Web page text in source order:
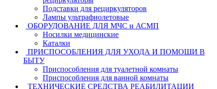
Подставки для рециркуляторов
Лампы ультрафиолетовые
ОБОРУДОВАНИЕ ДЛЯ МЧС и АСМП
Носилки медицинские
Каталки
ПРИСПОСОБЛЕНИЯ ДЛЯ УХОДА И ПОМОЩИ В
БЫТУ
Приспособления для туалетной комнаты
Приспособления для ванной комнаты
ТЕХНИЧЕСКИЕ СРЕДСТВА РЕАБИЛИТАЦИИ